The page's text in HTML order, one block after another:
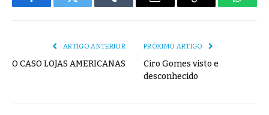
FacebookTwitter Tumblr
E-
Copiar
ARTIGO ANTERIOR
O CASO LOJAS AMERICANAS
PRÓXIMO ARTIGO
Ciro Gomes visto e
desconhecido